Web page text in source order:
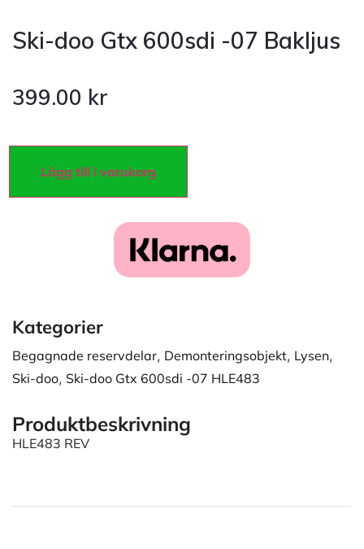
Ski-doo Gtx 600sdi -07 Bakljus
399.00 kr
Lägg till i varukorg
Kategorier
Begagnade reservdelar, Demonteringsobjekt, Lysen,
Ski-doo, Ski-doo Gtx 600sdi -07 HLE483
Produktbeskrivning
HLE483 REV